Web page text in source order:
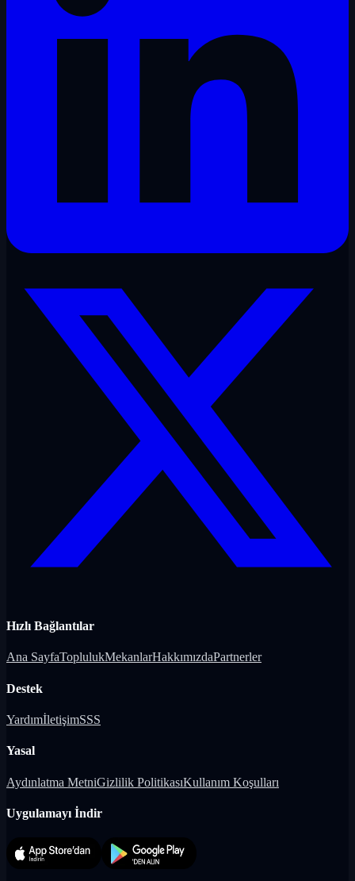
Hızlı Bağlantılar
Ana SayfaToplulukMekanlarHakkımızdaPartnerler
Destek
YardımİletişimSSS
Yasal
Aydınlatma MetniGizlilik PolitikasıKullanım Koşulları
Uygulamayı İndir